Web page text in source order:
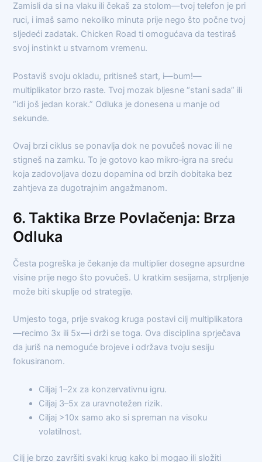
Zamisli da si na vlaku ili čekaš za stolom—tvoj telefon je pri
ruci, i imaš samo nekoliko minuta prije nego što počne tvoj
sljedeći zadatak. Chicken Road ti omogućava da testiraš
svoj instinkt u stvarnom vremenu.
Postaviš svoju okladu, pritisneš start, i—bum!—
multiplikator brzo raste. Tvoj mozak bljesne “stani sada” ili
“idi još jedan korak.” Odluka je donesena u manje od
sekunde.
Ovaj brzi ciklus se ponavlja dok ne povučeš novac ili ne
stigneš na zamku. To je gotovo kao mikro‑igra na sreću
koja zadovoljava dozu dopamina od brzih dobitaka bez
zahtjeva za dugotrajnim angažmanom.
6. Taktika Brze Povlačenja: Brza
Odluka
Česta pogreška je čekanje da multiplier dosegne apsurdne
visine prije nego što povučeš. U kratkim sesijama, strpljenje
može biti skuplje od strategije.
Umjesto toga, prije svakog kruga postavi cilj multiplikatora
—recimo 3x ili 5x—i drži se toga. Ova disciplina sprječava
da juriš na nemoguće brojeve i održava tvoju sesiju
fokusiranom.
Ciljaj 1–2x za konzervativnu igru.
Ciljaj 3–5x za uravnotežen rizik.
Ciljaj >10x samo ako si spreman na visoku
volatilnost.
Cilj je brzo završiti svaki krug kako bi mogao ili složiti